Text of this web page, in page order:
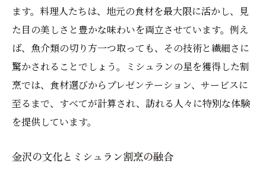
烹
和食の芸術性に魅了される金沢市の旅
金沢の自然が育む素材を活かしたミシュラン割
烹の逸品
自然の恵みを最大限に引き出す金沢割烹
金沢の風土が生むミシュラン割烹の一皿
石川県の自然素材が光るミシュラン体験
地元の素材を活かした金沢市のミシュラン
ます。料理人たちは、地元の食材を最大限に活かし、見
た目の美しさと豊かな味わいを両立させています。例え
ば、魚介類の切り方一つ取っても、その技術と繊細さに
驚かされることでしょう。ミシュランの星を獲得した割
烹では、食材選びからプレゼンテーション、サービスに
至るまで、すべてが計算され、訪れる人々に特別な体験
を提供しています。
金沢の文化とミシュラン割烹の融合